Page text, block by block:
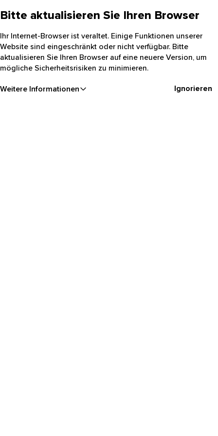
Bitte aktualisieren Sie Ihren Browser
Ihr Internet-Browser ist veraltet. Einige Funktionen unserer
Website sind eingeschränkt oder nicht verfügbar. Bitte
aktualisieren Sie Ihren Browser auf eine neuere Version, um
mögliche Sicherheitsrisiken zu minimieren.
Weitere Informationen Ignorieren